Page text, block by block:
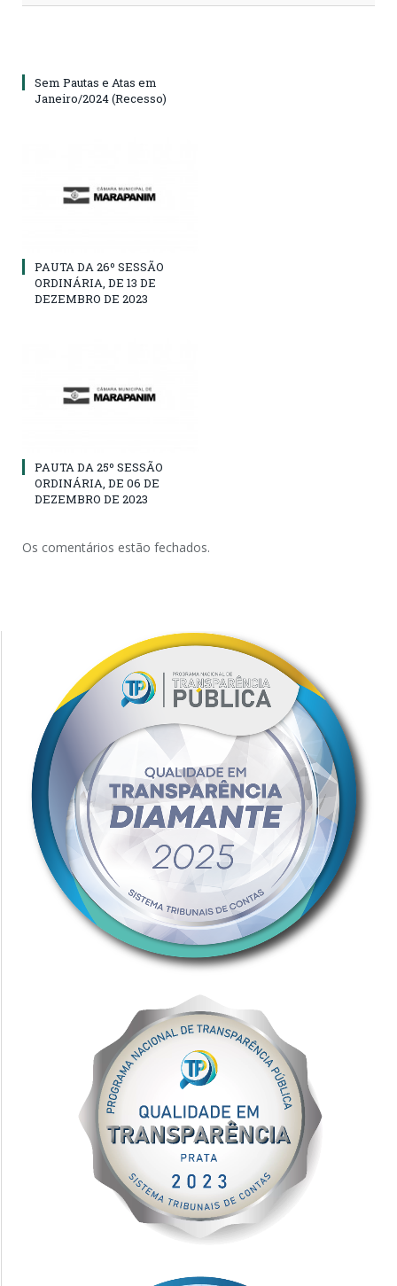
Sem Pautas e Atas em
Janeiro/2024 (Recesso)
PAUTA DA 26º SESSÃO
ORDINÁRIA, DE 13 DE
DEZEMBRO DE 2023
PAUTA DA 25º SESSÃO
ORDINÁRIA, DE 06 DE
DEZEMBRO DE 2023
Os comentários estão fechados.